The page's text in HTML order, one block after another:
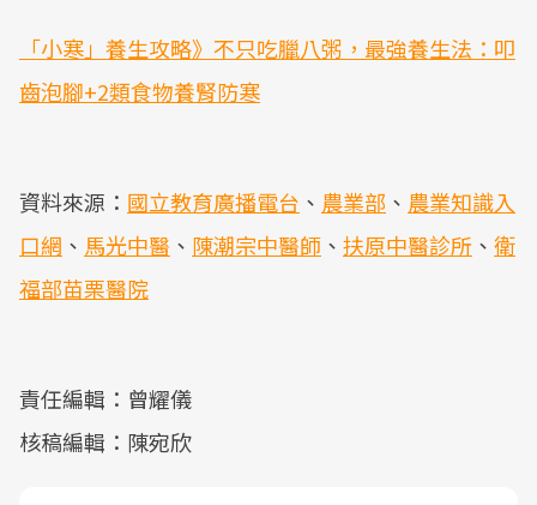
「小寒」養生攻略》不只吃臘八粥，最強養生法：叩
齒泡腳+2類食物養腎防寒
資料來源： 國立教育廣播電台 、 農業部 、 農業知識入
口網 、 馬光中醫 、 陳潮宗中醫師 、 扶原中醫診所 、 衛
福部苗栗醫院
責任編輯：曾耀儀
核稿編輯：陳宛欣